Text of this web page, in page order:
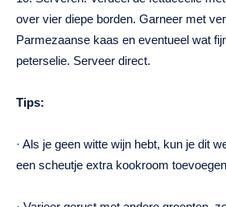
over vier diepe borden. Garneer met
Parmezaanse kaas en eventueel wat
peterselie. Serveer direct.
Tips:
· Als je geen witte wijn hebt, kun je dit
een scheutje extra kookroom